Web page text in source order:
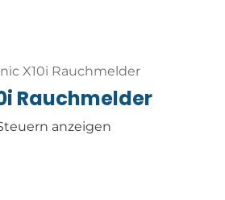
X10i Rauchmelder
Rauchmelder
anzeigen